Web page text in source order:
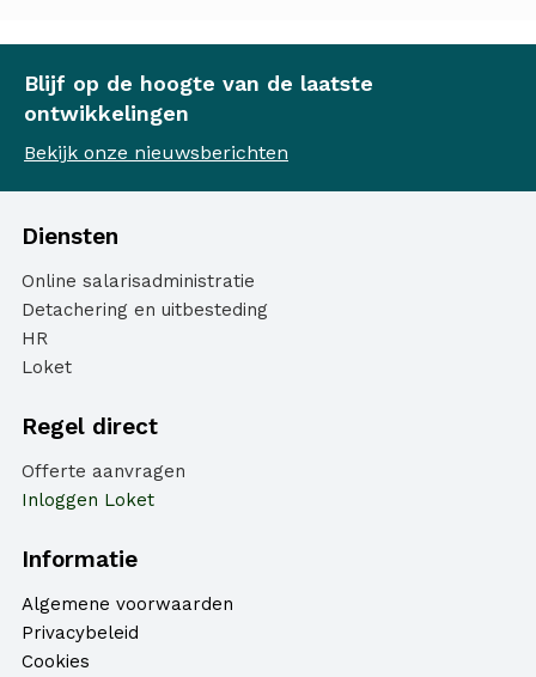
Blijf op de hoogte van de laatste
ontwikkelingen
Bekijk onze nieuwsberichten
Diensten
Online salarisadministratie
Detachering en uitbesteding
HR
Loket
Regel direct
Offerte aanvragen
Inloggen Loket
Informatie
Algemene voorwaarden
Privacybeleid
Cookies